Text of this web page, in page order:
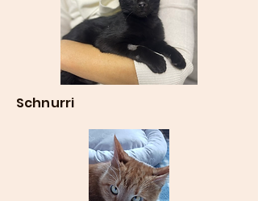
Schnurri